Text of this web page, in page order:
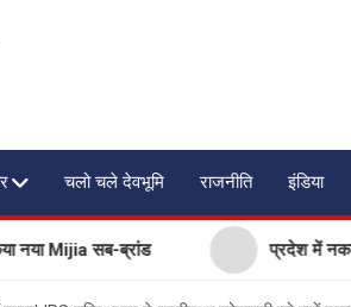
Shakshya
चलो चले देवभूमि राजनीति इंडिया
सब-ब्रांड प्रदेश में नकली